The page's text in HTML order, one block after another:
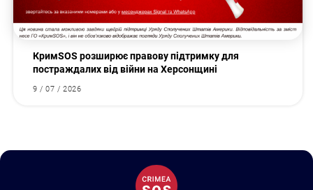
КримSOS розширює правову підтримку для
постраждалих від війни на Херсонщині
9 / 07 / 2026